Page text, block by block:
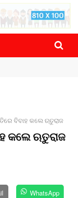
ସର୍ତ୍ତ ରଖିଲା ...
ବିବାହ କଲେ ଋତୁରାଜ
କଲେ ଋତୁରାଜ
WhatsApp